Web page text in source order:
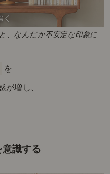
、なんだか不安定な印象に
を
が増し、
識する